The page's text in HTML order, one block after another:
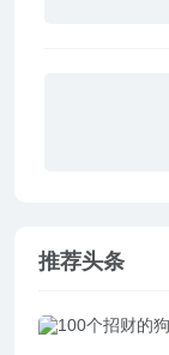
推荐头条